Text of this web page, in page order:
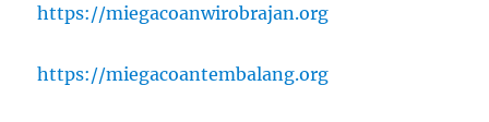
https://miegacoanwirobrajan.org
https://miegacoantembalang.org